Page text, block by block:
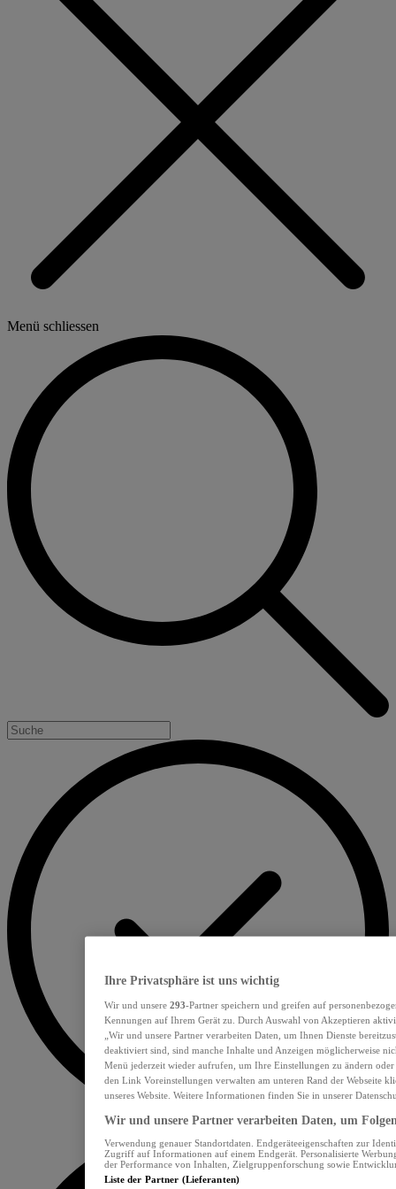
Menü schliessen
Ihre Privatsphäre ist uns wichtig
Wir und unsere 293-Partner speichern und greifen auf
Kennungen auf Ihrem Gerät zu. Durch Auswahl von Akzeptieren
„Wir und unsere Partner verarbeiten Daten, um Ihnen Dienste
deaktiviert sind, sind manche Inhalte und Anzeigen möglicherweise
Menü jederzeit wieder aufrufen, um Ihre Einstellungen zu ändern
den Link Voreinstellungen verwalten am unteren Rand der Webseite
unseres Website. Weitere Informationen finden Sie in unserer
Wir und unsere Partner verarbeiten Daten, um
Verwendung genauer Standortdaten. Endgeräteeigenschaften zur
Zugriff auf Informationen auf einem Endgerät. Personalisierte
der Performance von Inhalten, Zielgruppenforschung sowie
Liste der Partner (Lieferanten)